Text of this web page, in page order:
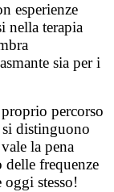
esperienze
nella terapia
sia per i
percorso
distinguono
la pena
frequenze
oggi stesso!